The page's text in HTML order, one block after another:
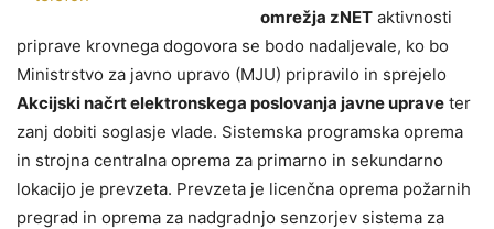
omrežja zNET aktivnosti
priprave krovnega dogovora se bodo nadaljevale, ko bo
Ministrstvo za javno upravo (MJU) pripravilo in sprejelo
Akcijski načrt elektronskega poslovanja javne uprave ter
zanj dobiti soglasje vlade. Sistemska programska oprema
in strojna centralna oprema za primarno in sekundarno
lokacijo je prevzeta. Prevzeta je licenčna oprema požarnih
pregrad in oprema za nadgradnjo senzorjev sistema za